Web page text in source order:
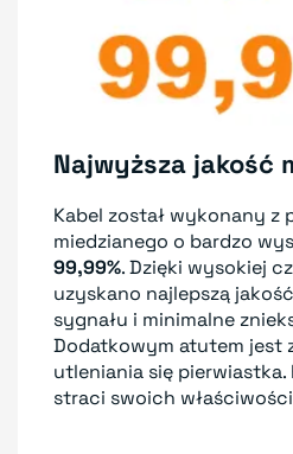
Najwyższa jakość
Kabel został wykonany z
miedzianego o bardzo
99,99%. Dzięki wysokiej
uzyskano najlepszą
sygnału i minimalne
Dodatkowym atutem jest
utleniania się pierwiastka.
straci swoich